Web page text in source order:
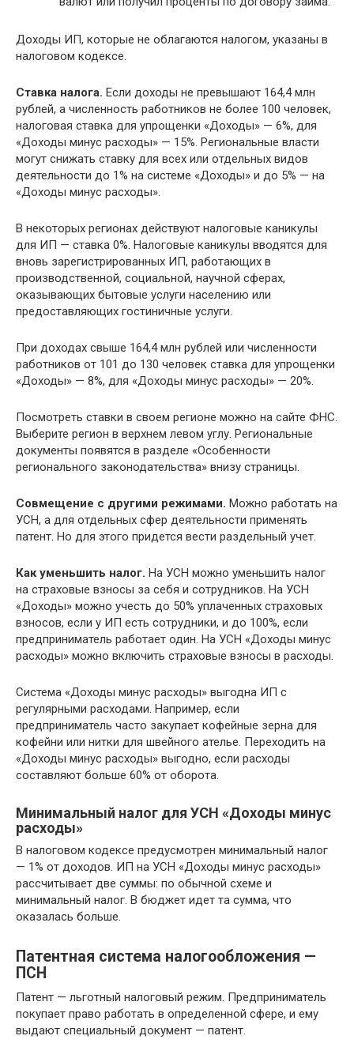
Доходы ИП, которые не облагаются налогом, указаны в
налоговом кодексе.
Ставка налога. Если доходы не превышают 164,4 млн
рублей, а численность работников не более 100 человек,
налоговая ставка для упрощенки «Доходы» — 6%, для
«Доходы минус расходы» — 15%. Региональные власти
могут снижать ставку для всех или отдельных видов
деятельности до 1% на системе «Доходы» и до 5% — на
«Доходы минус расходы».
В некоторых регионах действуют налоговые каникулы
для ИП — ставка 0%. Налоговые каникулы вводятся для
вновь зарегистрированных ИП, работающих в
производственной, социальной, научной сферах,
оказывающих бытовые услуги населению или
предоставляющих гостиничные услуги.
При доходах свыше 164,4 млн рублей или численности
работников от 101 до 130 человек ставка для упрощенки
«Доходы» — 8%, для «Доходы минус расходы» — 20%.
Посмотреть ставки в своем регионе можно на сайте ФНС.
Выберите регион в верхнем левом углу. Региональные
документы появятся в разделе «Особенности
регионального законодательства» внизу страницы.
Совмещение с другими режимами. Можно работать на
УСН, а для отдельных сфер деятельности применять
патент. Но для этого придется вести раздельный учет.
Как уменьшить налог. На УСН можно уменьшить налог
на страховые взносы за себя и сотрудников. На УСН
«Доходы» можно учесть до 50% уплаченных страховых
взносов, если у ИП есть сотрудники, и до 100%, если
предприниматель работает один. На УСН «Доходы минус
расходы» можно включить страховые взносы в расходы.
Система «Доходы минус расходы» выгодна ИП с
регулярными расходами. Например, если
предприниматель часто закупает кофейные зерна для
кофейни или нитки для швейного ателье. Переходить на
«Доходы минус расходы» выгодно, если расходы
составляют больше 60% от оборота.
Минимальный налог для УСН «Доходы минус
расходы»
В налоговом кодексе предусмотрен минимальный налог
— 1% от доходов. ИП на УСН «Доходы минус расходы»
рассчитывает две суммы: по обычной схеме и
минимальный налог. В бюджет идет та сумма, что
оказалась больше.
Патентная система налогообложения —
ПСН
Патент — льготный налоговый режим. Предприниматель
покупает право работать в определенной сфере, и ему
выдают специальный документ — патент.